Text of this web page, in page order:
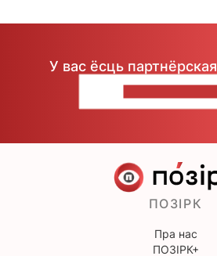
У вас ёсць
ПОЗІРК
Пра нас
ПОЗІРК+